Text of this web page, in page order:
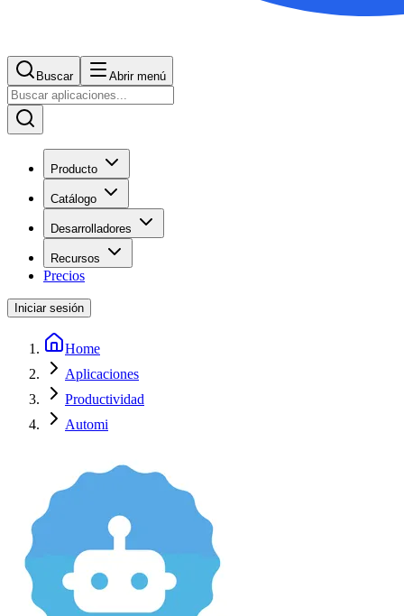
Buscar Abrir menú
Producto
Catálogo
Desarrolladores
Recursos
Precios
Iniciar sesión
Home
Aplicaciones
Productividad
Automi